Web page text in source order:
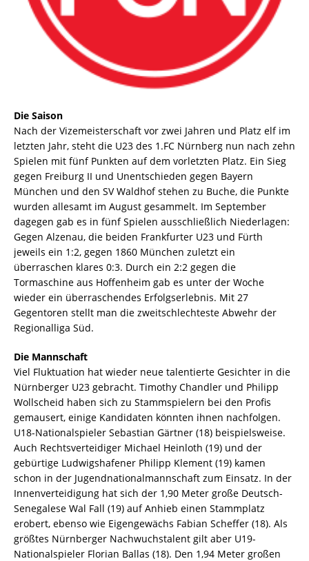
Die Saison
Nach der Vizemeisterschaft vor zwei Jahren und Platz elf im
letzten Jahr, steht die U23 des 1.FC Nürnberg nun nach zehn
Spielen mit fünf Punkten auf dem vorletzten Platz. Ein Sieg
gegen Freiburg II und Unentschieden gegen Bayern
München und den SV Waldhof stehen zu Buche, die Punkte
wurden allesamt im August gesammelt. Im September
dagegen gab es in fünf Spielen ausschließlich Niederlagen:
Gegen Alzenau, die beiden Frankfurter U23 und Fürth
jeweils ein 1:2, gegen 1860 München zuletzt ein
überraschen klares 0:3. Durch ein 2:2 gegen die
Tormaschine aus Hoffenheim gab es unter der Woche
wieder ein überraschendes Erfolgserlebnis. Mit 27
Gegentoren stellt man die zweitschlechteste Abwehr der
Regionalliga Süd.
Die Mannschaft
Viel Fluktuation hat wieder neue talentierte Gesichter in die
Nürnberger U23 gebracht. Timothy Chandler und Philipp
Wollscheid haben sich zu Stammspielern bei den Profis
gemausert, einige Kandidaten könnten ihnen nachfolgen.
U18-Nationalspieler Sebastian Gärtner (18) beispielsweise.
Auch Rechtsverteidiger Michael Heinloth (19) und der
gebürtige Ludwigshafener Philipp Klement (19) kamen
schon in der Jugendnationalmannschaft zum Einsatz. In der
Innenverteidigung hat sich der 1,90 Meter große Deutsch-
Senegalese Wal Fall (19) auf Anhieb einen Stammplatz
erobert, ebenso wie Eigengewächs Fabian Scheffer (18). Als
größtes Nürnberger Nachwuchstalent gilt aber U19-
Nationalspieler Florian Ballas (18). Den 1,94 Meter großen